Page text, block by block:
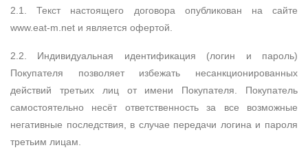
2.1. Текст настоящего договора опубликован на сайте
www.eat-m.net и является офертой.
2.2. Индивидуальная идентификация (логин и пароль)
Покупателя позволяет избежать несанкционированных
действий третьих лиц от имени Покупателя. Покупатель
самостоятельно несёт ответственность за все возможные
негативные последствия, в случае передачи логина и пароля
третьим лицам.